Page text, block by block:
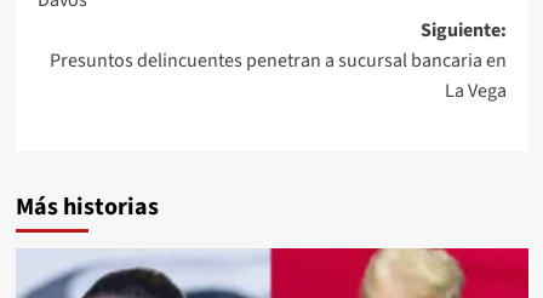
Siguiente:
Presuntos delincuentes penetran a sucursal bancaria en
La Vega
Más historias